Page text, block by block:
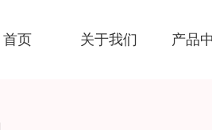
首页 关于我们 产品